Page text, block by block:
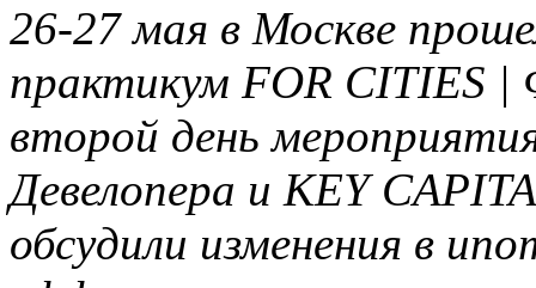
26-27 мая в Москве
практикум FOR
второй день
Девелопера и KEY
обсудили изменения в